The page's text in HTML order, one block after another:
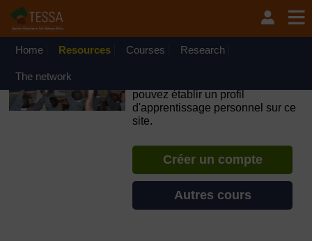
Passer au contenu principal
OpenLearn Create will be unavailable on Wednesday 12
August 2026 from 8am to 10.30am (GMT) due to routine
Home Resources Courses Research
The network
pouvez établir un profil
d'apprentissage personnel sur ce
site.
Créer un compte
Autres cours